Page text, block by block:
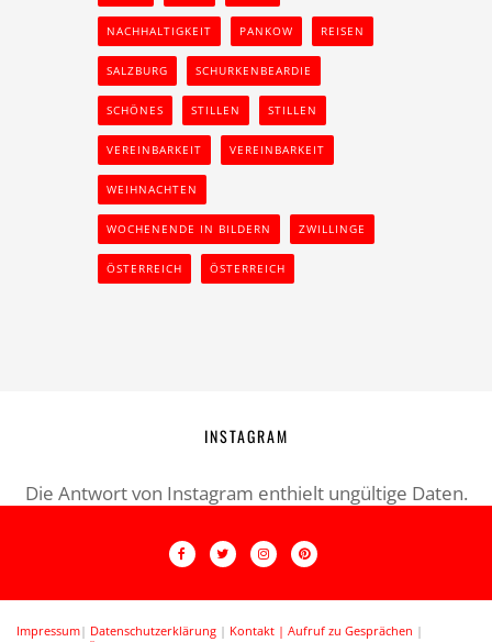
NACHHALTIGKEIT PANKOW REISEN
SALZBURG SCHURKENBEARDIE
SCHÖNES STILLEN STILLEN
VEREINBARKEIT VEREINBARKEIT
WEIHNACHTEN
WOCHENENDE IN BILDERN ZWILLINGE
ÖSTERREICH ÖSTERREICH
INSTAGRAM
Die Antwort von Instagram enthielt ungültige Daten.
Impressum| Datenschutzerklärung | Kontakt | Aufruf zu Gesprächen |